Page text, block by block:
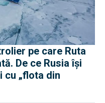
pe care Ruta
De ce Rusia își
cu „flota din